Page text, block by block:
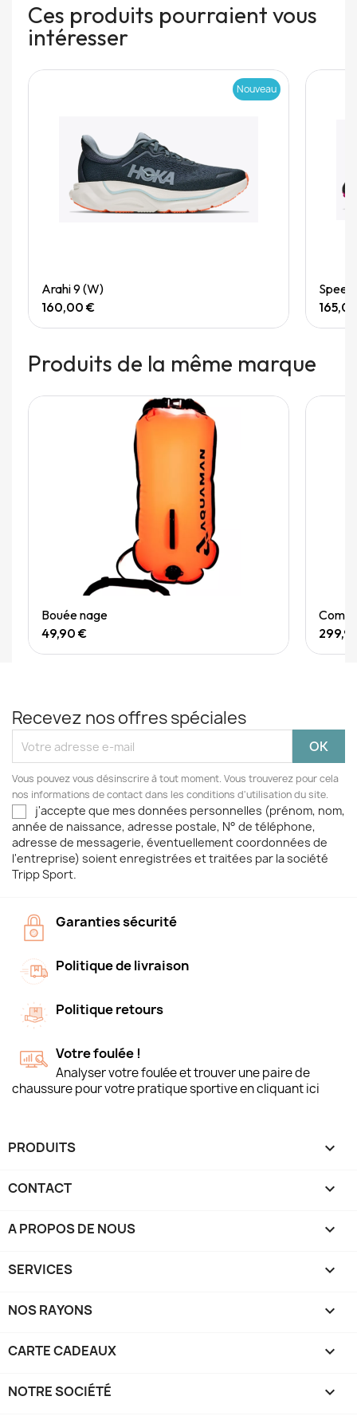
Ces produits pourraient vous
intéresser
Nouveau
Arahi 9 (W)
160,00 €
Produits de la même marque
Bouée nage
49,90 €
Recevez nos offres spéciales
Vous pouvez vous désinscrire à tout moment. Vous trouverez pour cela
nos informations de contact dans les conditions d'utilisation du site.
j'accepte que mes données personnelles (prénom, nom,
année de naissance, adresse postale, N° de téléphone,
adresse de messagerie, éventuellement coordonnées de
l'entreprise) soient enregistrées et traitées par la société
Tripp Sport.
Garanties sécurité
Politique de livraison
Politique retours
Votre foulée !
Analyser votre foulée et trouver une paire de
chaussure pour votre pratique sportive en cliquant ici
PRODUITS 
CONTACT 
A PROPOS DE NOUS 
SERVICES 
NOS RAYONS 
CARTE CADEAUX 
NOTRE SOCIÉTÉ 